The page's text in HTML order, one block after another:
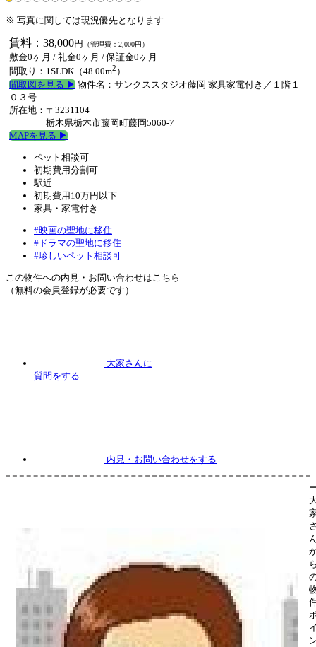
※ 写真に関しては現況優先となります
賃料：38,000円 （管理費：2,000円）
敷金0ヶ月 / 礼金0ヶ月 /保証金0ヶ月
間取り：1SLDK（48.00m2 ）
間取図を見る ▶︎ 物件名：サンクススタジオ藤岡 家具家電付き／１階１
０３号
所在地：〒3231104
栃木県栃木市藤岡町藤岡5060-7
MAPを見る ▶︎
ペット相談可
初期費用分割可
駅近
初期費用10万円以下
家具・家電付き
#映画の聖地に移住
#ドラマの聖地に移住
#珍しいペット相談可
この物件への内見・お問い合わせはこちら
（無料の会員登録が必要です）
大家さんに
質問をする
内見 ・お問い合わせをする